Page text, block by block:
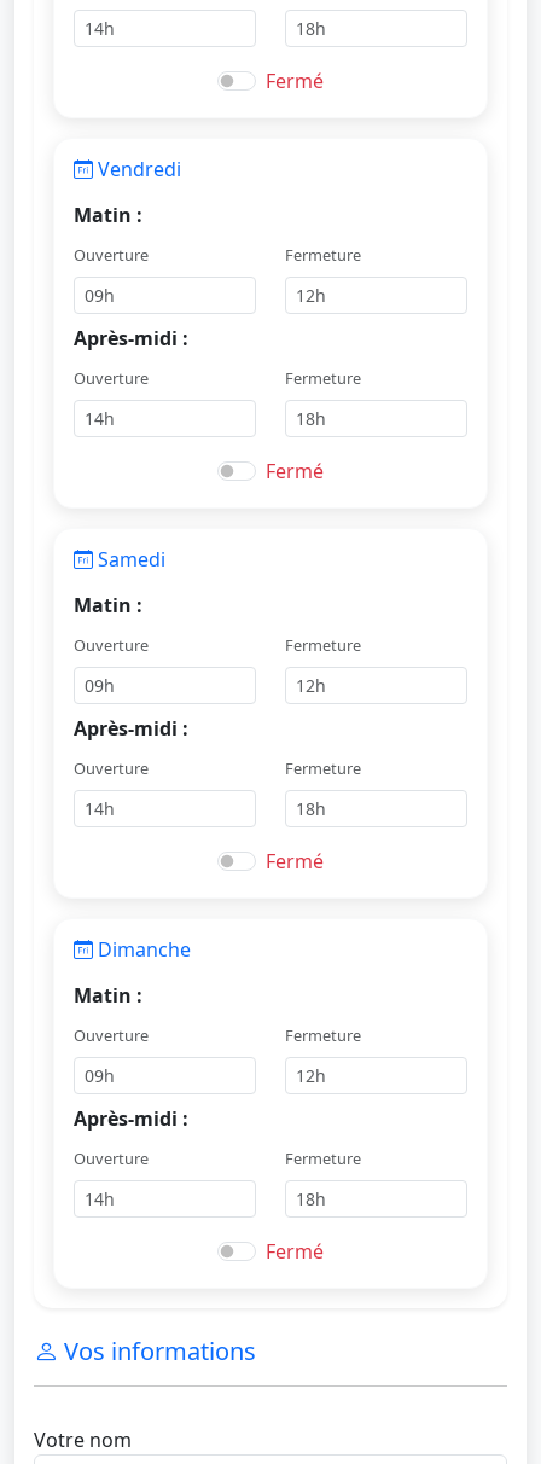
Fermé
Vendredi
Matin :
Ouverture Fermeture
Après-midi :
Ouverture Fermeture
Fermé
Samedi
Matin :
Ouverture Fermeture
Après-midi :
Ouverture Fermeture
Fermé
Dimanche
Matin :
Ouverture Fermeture
Après-midi :
Ouverture Fermeture
Fermé
Vos informations
Votre nom